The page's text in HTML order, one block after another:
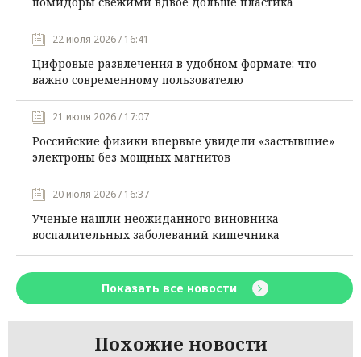
22 июля 2026 / 16:41
Цифровые развлечения в удобном формате: что
важно современному пользователю
21 июля 2026 / 17:07
Российские физики впервые увидели «застывшие»
электроны без мощных магнитов
20 июля 2026 / 16:37
Ученые нашли неожиданного виновника
воспалительных заболеваний кишечника
Показать все новости
Похожие новости